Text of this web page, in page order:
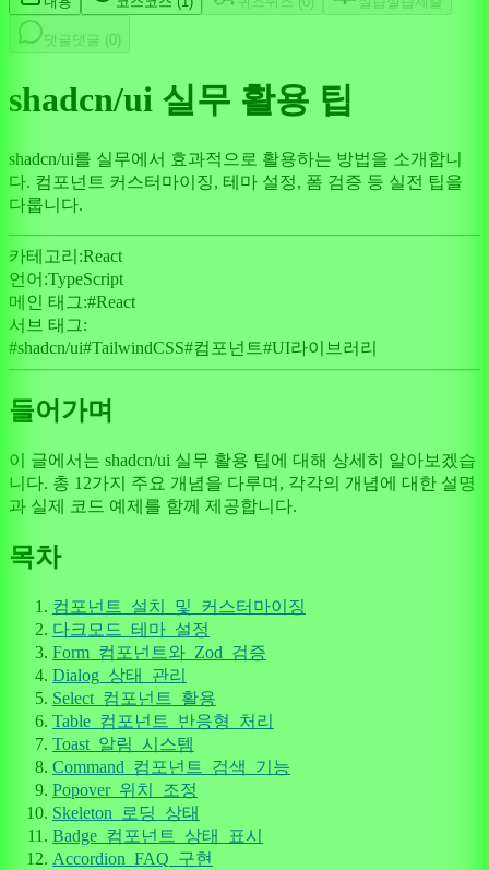
댓글 댓글 (0 )
shadcn/ui 실무 활용 팁
shadcn/ui를 실무에서 효과적으로 활용하는 방법을 소개합니
다. 컴포넌트 커스터마이징, 테마 설정, 폼 검증 등 실전 팁을
다룹니다.
카테고리:React
언어:TypeScript
메인 태그:#React
서브 태그:
#shadcn/ui#TailwindCSS#컴포넌트#UI라이브러리
들어가며
이 글에서는 shadcn/ui 실무 활용 팁에 대해 상세히 알아보겠습
니다. 총 12가지 주요 개념을 다루며, 각각의 개념에 대한 설명
과 실제 코드 예제를 함께 제공합니다.
목차
컴포넌트_설치_및_커스터마이징
다크모드_테마_설정
Form_컴포넌트와_Zod_검증
Dialog_상태_관리
Select_컴포넌트_활용
Table_컴포넌트_반응형_처리
Toast_알림_시스템
Command_컴포넌트_검색_기능
Popover_위치_조정
Skeleton_로딩_상태
Badge_컴포넌트_상태_표시
Accordion_FAQ_구현